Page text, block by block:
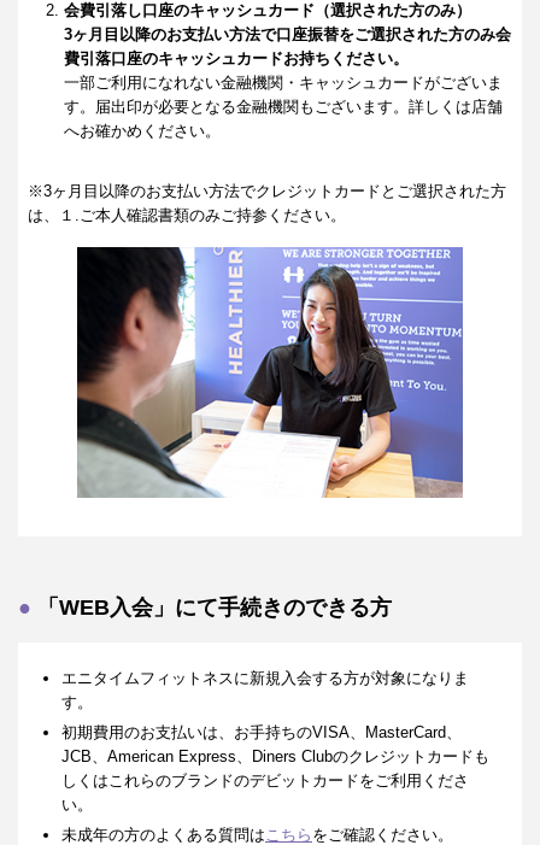
会費引落し口座のキャッシュカード（選択された方のみ）
3ヶ月目以降のお支払い方法で口座振替をご選択された方のみ会
費引落口座のキャッシュカードお持ちください。
一部ご利用になれない金融機関・キャッシュカードがございま
す。届出印が必要となる金融機関もございます。詳しくは店舗
へお確かめください。
※3ヶ月目以降のお支払い方法でクレジットカードとご選択された方
は、１.ご本人確認書類のみご持参ください。
「WEB入会」にて手続きのできる方
エニタイムフィットネスに新規入会する方が対象になりま
す。
初期費用のお支払いは、お手持ちのVISA、MasterCard、
JCB、American Express、Diners Clubのクレジットカードも
しくはこれらのブランドのデビットカードをご利用くださ
い。
未成年の方のよくある質問はこちら をご確認ください。